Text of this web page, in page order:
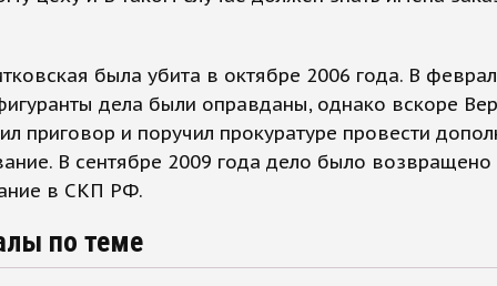
была убита в октябре 2006 года. В
дела были оправданы, однако вскоре
приговор и поручил прокуратуре провести
В сентябре 2009 года дело было возвращено
в СКП РФ.
по теме